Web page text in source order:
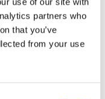
partners who
that you’ve
from your use